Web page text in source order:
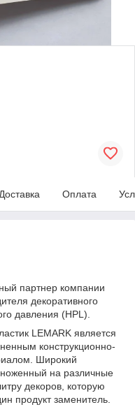
Доставка Оплата
партнер компании
декоративного
давления (HPL).
LEMARK является
конструкционно-
Широкий
на различные
декоров, которую
продукт заменитель.